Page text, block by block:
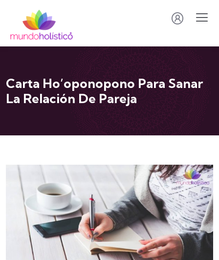
Carta Ho’oponopono Para Sanar
La Relación De Pareja